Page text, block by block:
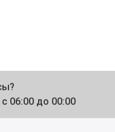
с 06:00 до 00:00